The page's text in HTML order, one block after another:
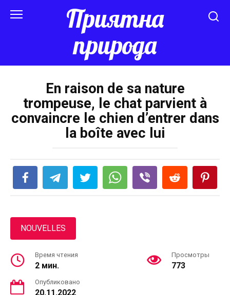
Приятна
природа
En raison de sa nature
trompeuse, le chat parvient à
convaincre le chien d’entrer dans
la boîte avec lui
NOUVELLES
Время чтения
2 мин.
Просмотры
773
Опубликовано
20.11.2022